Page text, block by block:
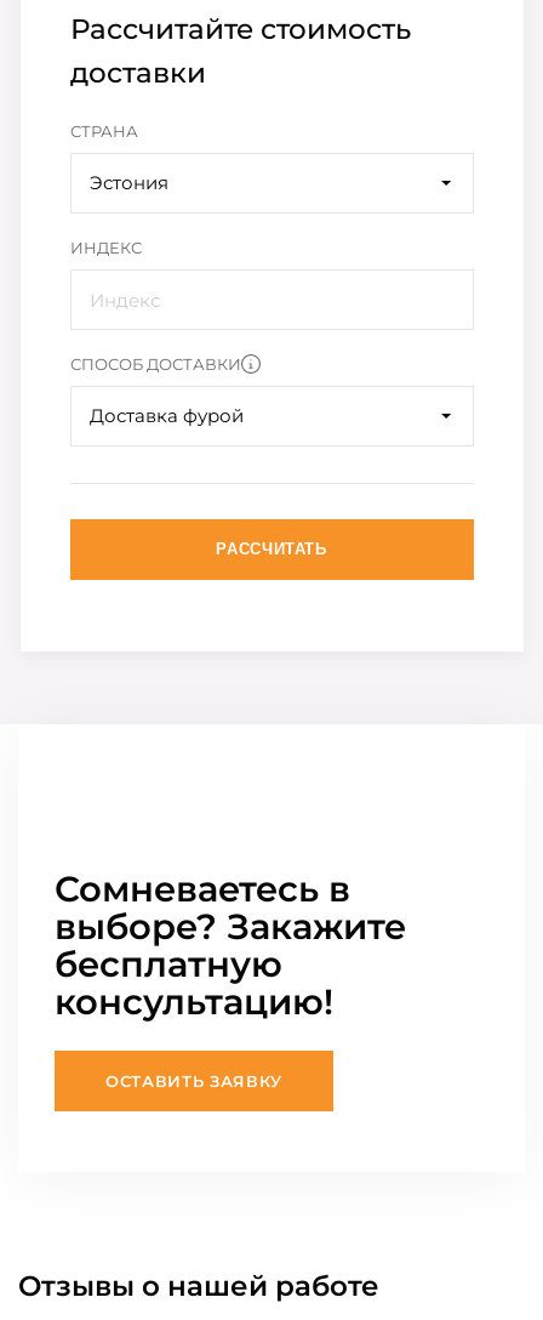
Рассчитайте стоимость
доставки
СТРАНА
Эстония
ИНДЕКС
СПОСОБ ДОСТАВКИ
Доставка фурой
РАССЧИТАТЬ
Сомневаетесь в
выборе? Закажите
бесплатную
консультацию!
ОСТАВИТЬ ЗАЯВКУ
Отзывы о нашей работе